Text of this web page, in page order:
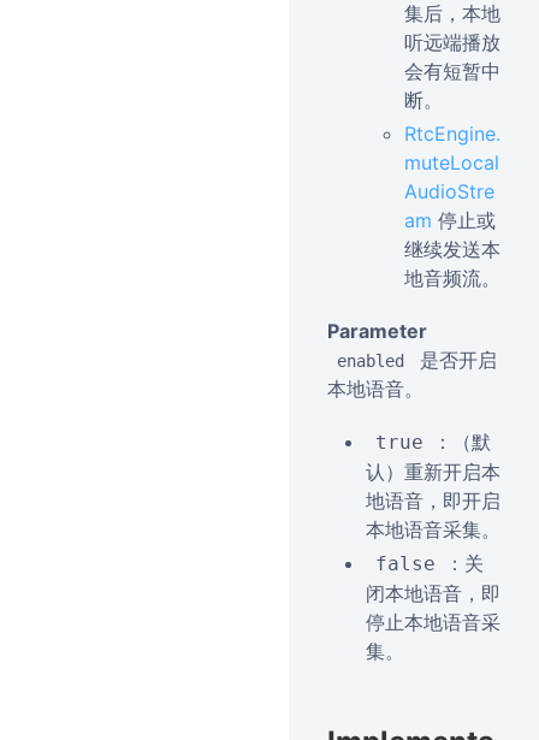
集后，本地
听远端播放
会有短暂中
断。
RtcEngine.
muteLocal
AudioStre
am 停止或
继续发送本
地音频流。
Parameter
enabled
是否开启
本地语音。
true
：（默
认）重新开启本
地语音，即开启
本地语音采集。
false
：关
闭本地语音，即
停止本地语音采
集。